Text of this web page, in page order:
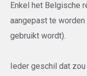
Enkel het Belgische
aangepast te
gebruikt wordt).
Ieder geschil dat